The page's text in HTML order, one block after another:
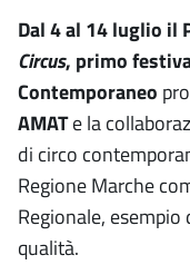
Dal 4 al 14 luglio il
Circus, primo
Contemporaneo
AMATe la
di circo
Regione Marche
Regionale,
qualità.